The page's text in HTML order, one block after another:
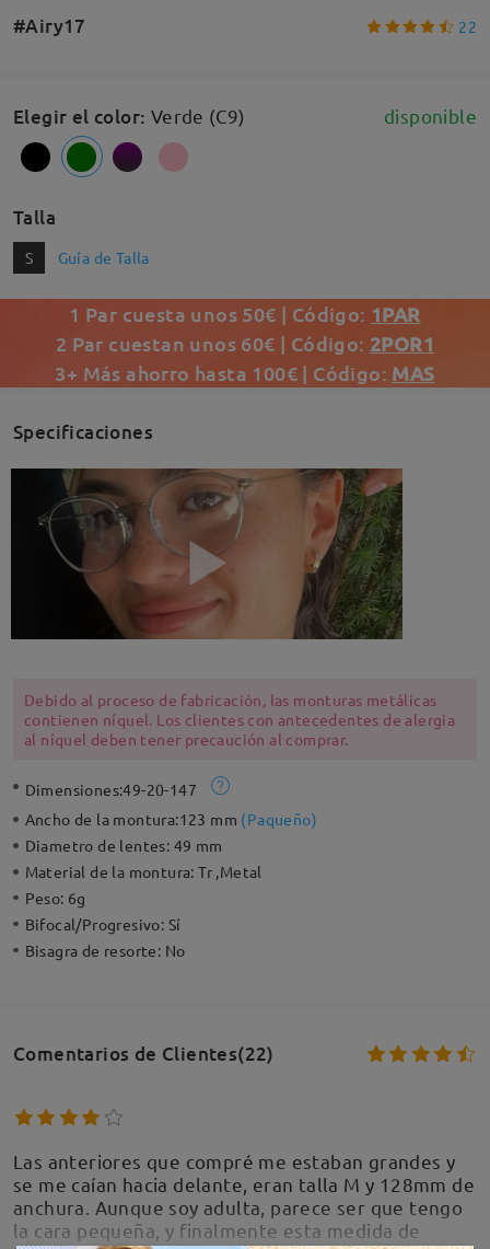
#Airy17 22
Elegir el color: Verde (C9) disponible
Talla
S Guía de Talla
1 Par cuesta unos 50€ | Código: 1PAR
2 Par cuestan unos 60€ | Código: 2POR1
3+ Más ahorro hasta 100€ | Código: MAS
Specificaciones
Debido al proceso de fabricación, las monturas metálicas
contienen níquel. Los clientes con antecedentes de alergia
al níquel deben tener precaución al comprar.
Dimensiones:49-20-147
Ancho de la montura:123 mm (Paqueño)
Diametro de lentes: 49 mm
Material de la montura:Tr ,Metal
Peso: 6g
Bifocal/Progresivo: Sí
Bisagra de resorte: No
Comentarios de Clientes(22)
Las anteriores que compré me estaban grandes y
se me caían hacia delante, eran talla M y 128mm de
anchura. Aunque soy adulta, parece ser que tengo
la cara pequeña, y finalmente esta medida de